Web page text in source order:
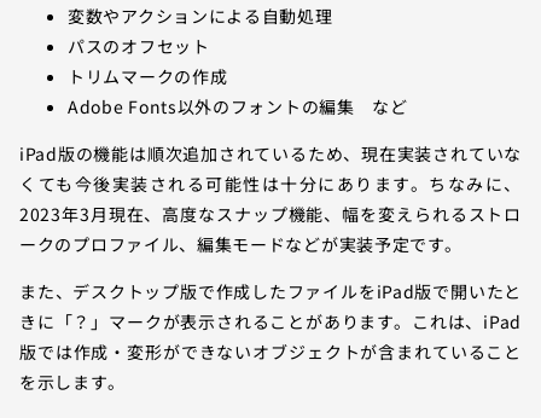
変数やアクションによる自動処理
パスのオフセット
トリムマークの作成
Adobe Fonts以外のフォントの編集 など
iPad版の機能は順次追加されているため、現在実装されていな
くても今後実装される可能性は十分にあります。ちなみに、
2023年3月現在、高度なスナップ機能、幅を変えられるストロ
ークのプロファイル、編集モードなどが実装予定です。
また、デスクトップ版で作成したファイルをiPad版で開いたと
きに「？」マークが表示されることがあります。これは、iPad
版では作成・変形ができないオブジェクトが含まれていること
を示します。